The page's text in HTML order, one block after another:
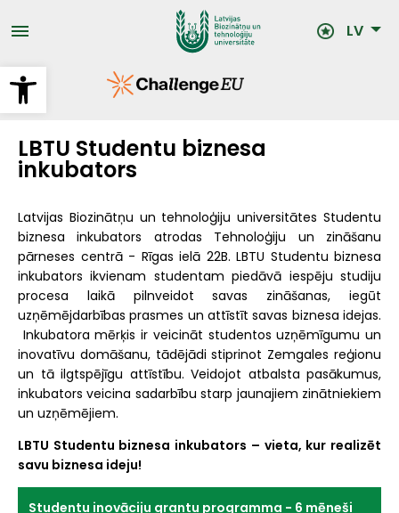
Open toolbar
uz
galveno LV
LBTU Studentu biznesa
inkubators
Latvijas Biozinātņu un tehnoloģiju universitātes Studentu
biznesa inkubators atrodas Tehnoloģiju un zināšanu
pārneses centrā - Rīgas ielā 22B. LBTU Studentu biznesa
inkubators ikvienam studentam piedāvā iespēju studiju
procesa laikā pilnveidot savas zināšanas, iegūt
uzņēmējdarbības prasmes un attīstīt savas biznesa idejas.
Inkubatora mērķis ir veicināt studentos uzņēmīgumu un
inovatīvu domāšanu, tādējādi stiprinot Zemgales reģionu
un tā ilgtspējīgu attīstību. Veidojot atbalsta pasākumus,
inkubators veicina sadarbību starp jaunajiem zinātniekiem
un uzņēmējiem.
LBTU Studentu biznesa inkubators – vieta, kur realizēt
savu biznesa ideju!
Studentu inovāciju grantu programma - 6 mēneši